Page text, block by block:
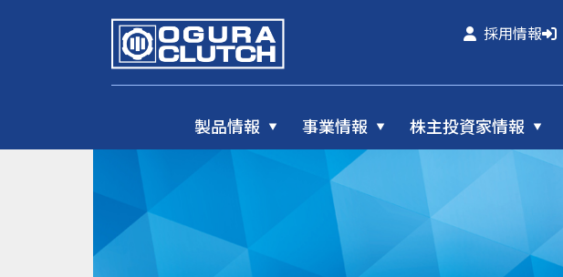
採用情報
製品情報 事業情報 株主投資家情報